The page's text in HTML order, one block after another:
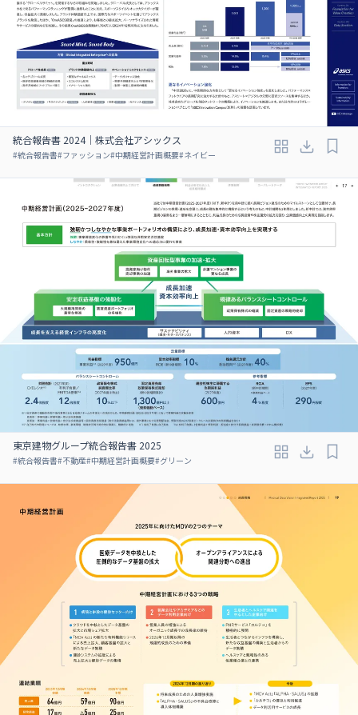
統合報告書 2024｜株式会社アシックス
#統合報告書#ファッション#中期経営計画概要#ネイビー
東京建物グループ統合報告書 2025
#統合報告書#不動産#中期経営計画概要#グリーン